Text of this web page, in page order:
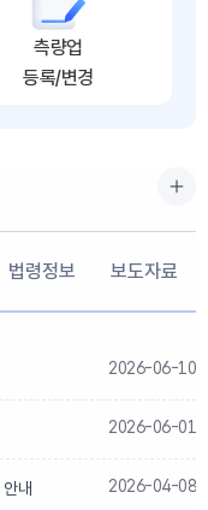
측량업
등록/변경
법령정보 보도자료
2026-06-10
2026-06-01
내 2026-04-08